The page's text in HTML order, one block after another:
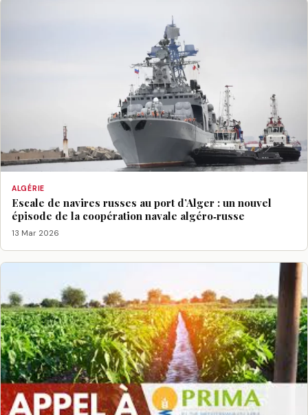
ALGÉRIE
Escale de navires russes au port d’Alger : un nouvel
épisode de la coopération navale algéro‑russe
13 Mar 2026